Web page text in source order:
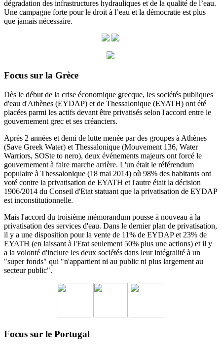
dégradation des infrastructures hydrauliques et de la qualité de l’eau.
Une campagne forte pour le droit à l’eau et la démocratie est plus
que jamais nécessaire.
Focus sur la Grèce
Dès le début de la crise économique grecque, les sociétés publiques
d'eau d'Athènes (EYDAP) et de Thessalonique (EYATH) ont été
placées parmi les actifs devant être privatisés selon l'accord entre le
gouvernement grec et ses créanciers.
Après 2 années et demi de lutte menée par des groupes à Athènes
(Save Greek Water) et Thessalonique (Mouvement 136, Water
Warriors, SOSte to nero), deux événements majeurs ont forcé le
gouvernement à faire marche arrière. L'un était le référendum
populaire à Thessalonique (18 mai 2014) où 98% des habitants ont
voté contre la privatisation de EYATH et l'autre était la décision
1906/2014 du Conseil d'Etat statuant que la privatisation de EYDAP
est inconstitutionnelle.
Mais l'accord du troisième mémorandum pousse à nouveau à la
privatisation des services d'eau. Dans le dernier plan de privatisation,
il y a une disposition pour la vente de 11% de EYDAP et 23% de
EYATH (en laissant à l'Etat seulement 50% plus une actions) et il y
a la volonté d'inclure les deux sociétés dans leur intégralité à un
"super fonds" qui "n'appartient ni au public ni plus largement au
secteur public".
Focus sur le Portugal